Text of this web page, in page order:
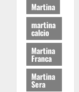
Martina
martina
calcio
Martina
Franca
Martina
Sera